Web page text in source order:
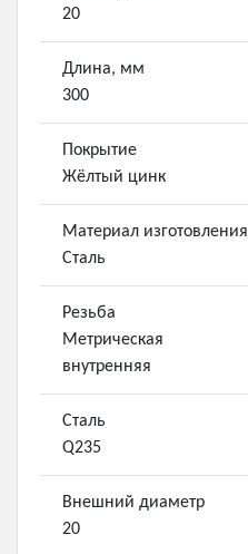
20
Длина, мм
300
Покрытие
Жёлтый цинк
Материал изготовления
Сталь
Резьба
Метрическая
внутренняя
Сталь
Q235
Внешний диаметр
20